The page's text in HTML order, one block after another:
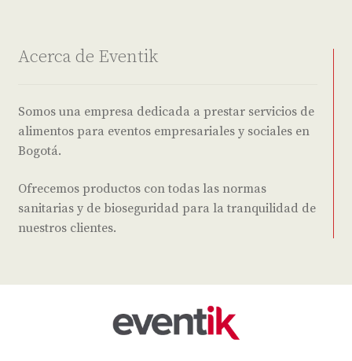
Acerca de Eventik
Somos una empresa dedicada a prestar servicios de
alimentos para eventos empresariales y sociales en
Bogotá.
Ofrecemos productos con todas las normas
sanitarias y de bioseguridad para la tranquilidad de
nuestros clientes.